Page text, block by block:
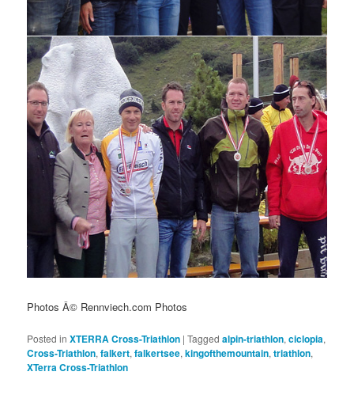
Photos Â© Rennviech.com Photos
Posted in XTERRA Cross-Triathlon |Tagged alpin-triathlon,ciclopia,
Cross-Triathlon,falkert,falkertsee,kingofthemountain,triathlon,
XTerra Cross-Triathlon